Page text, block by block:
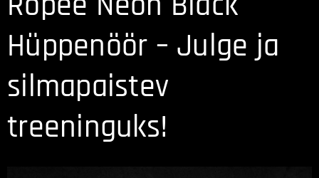
Hüppenöör – Julge ja
silmapaistev
treeninguks!